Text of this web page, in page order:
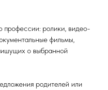
профессии: ролики, видео-
фильмы,
о выбранной
родителей или